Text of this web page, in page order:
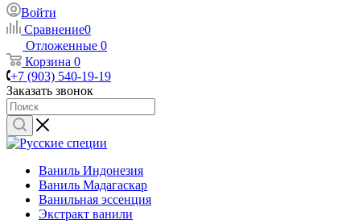
Войти
Сравнение0
Отложенные 0
Корзина 0
+7 (903) 540-19-19
Заказать звонок
Ваниль Индонезия
Ваниль Мадагаскар
Ванильная эссенция
Экстракт ванили